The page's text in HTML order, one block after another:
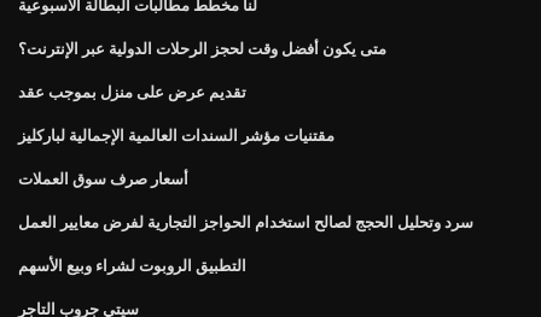
لنا مخطط مطالبات البطالة الأسبوعية
متى يكون أفضل وقت لحجز الرحلات الدولية عبر الإنترنت؟
تقديم عرض على منزل بموجب عقد
مقتنيات مؤشر السندات العالمية الإجمالية لباركليز
أسعار صرف سوق العملات
سرد وتحليل الحجج لصالح استخدام الحواجز التجارية لفرض معايير العمل
التطبيق الروبوت لشراء وبيع الأسهم
سيتي جروب التاجر